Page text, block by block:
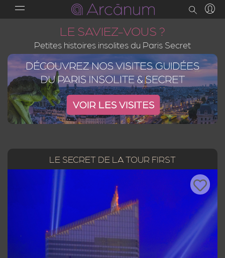
LE SAVIEZ-VOUS ?
Petites histoires insolites du Paris Secret
LE SECRET DE LA TOUR FIRST